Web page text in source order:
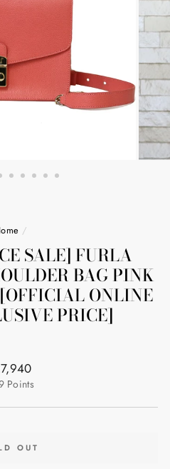
/
SALE] FURLA
BAG PINK
ONLINE
PRICE]
Points
OUT